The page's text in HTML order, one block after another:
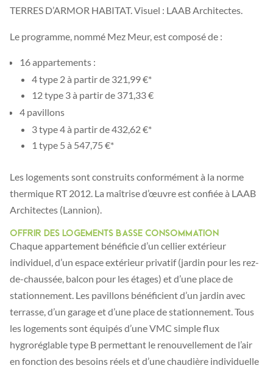
TERRES D’ARMOR HABITAT. Visuel : LAAB Architectes.
Le programme, nommé Mez Meur, est composé de :
16 appartements :
4 type 2 à partir de 321,99 €*
12 type 3 à partir de 371,33 €
4 pavillons
3 type 4 à partir de 432,62 €*
1 type 5 à 547,75 €*
Les logements sont construits conformément à la norme
thermique RT 2012. La maîtrise d’œuvre est confiée à LAAB
Architectes (Lannion).
Offrir des logements basse consommation
Chaque appartement bénéficie d’un cellier extérieur
individuel, d’un espace extérieur privatif (jardin pour les rez-
de-chaussée, balcon pour les étages) et d’une place de
stationnement. Les pavillons bénéficient d’un jardin avec
terrasse, d’un garage et d’une place de stationnement. Tous
les logements sont équipés d’une VMC simple flux
hygroréglable type B permettant le renouvellement de l’air
en fonction des besoins réels et d’une chaudière individuelle